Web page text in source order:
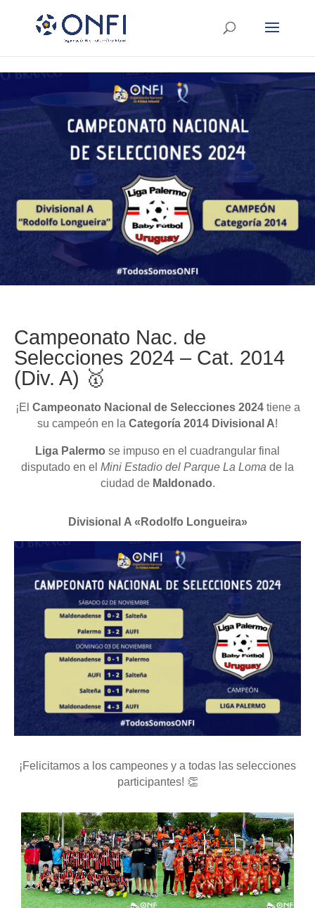
Campeonato Nac. de
Selecciones 2024 – Cat. 2014
(Div. A) 🥇
¡El Campeonato Nacional de Selecciones 2024tiene a
su campeón en la Categoría 2014 Divisional A!
Liga Palermo se impuso en el cuadrangular final
disputado en el Mini Estadio del Parque La Loma de la
ciudad de Maldonado.
Divisional A «Rodolfo Longueira»
¡Felicitamos a los campeones y a todas las selecciones
participantes! 👏